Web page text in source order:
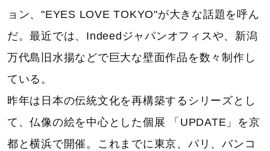
ョン、"EYES LOVE TOKYO"が大きな話題を呼ん
だ。最近では、Indeedジャパンオフィスや、新潟
万代島旧水揚などで巨大な壁面作品を数々制作し
ている。
昨年は日本の伝統文化を再構築するシリーズとし
て、仏像の絵を中心とした個展 「UPDATE」を京
都と横浜で開催。これまでに東京、パリ、バンコ